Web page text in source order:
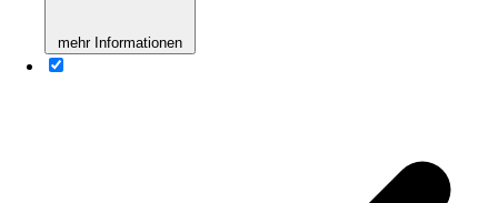
mehr Informationen